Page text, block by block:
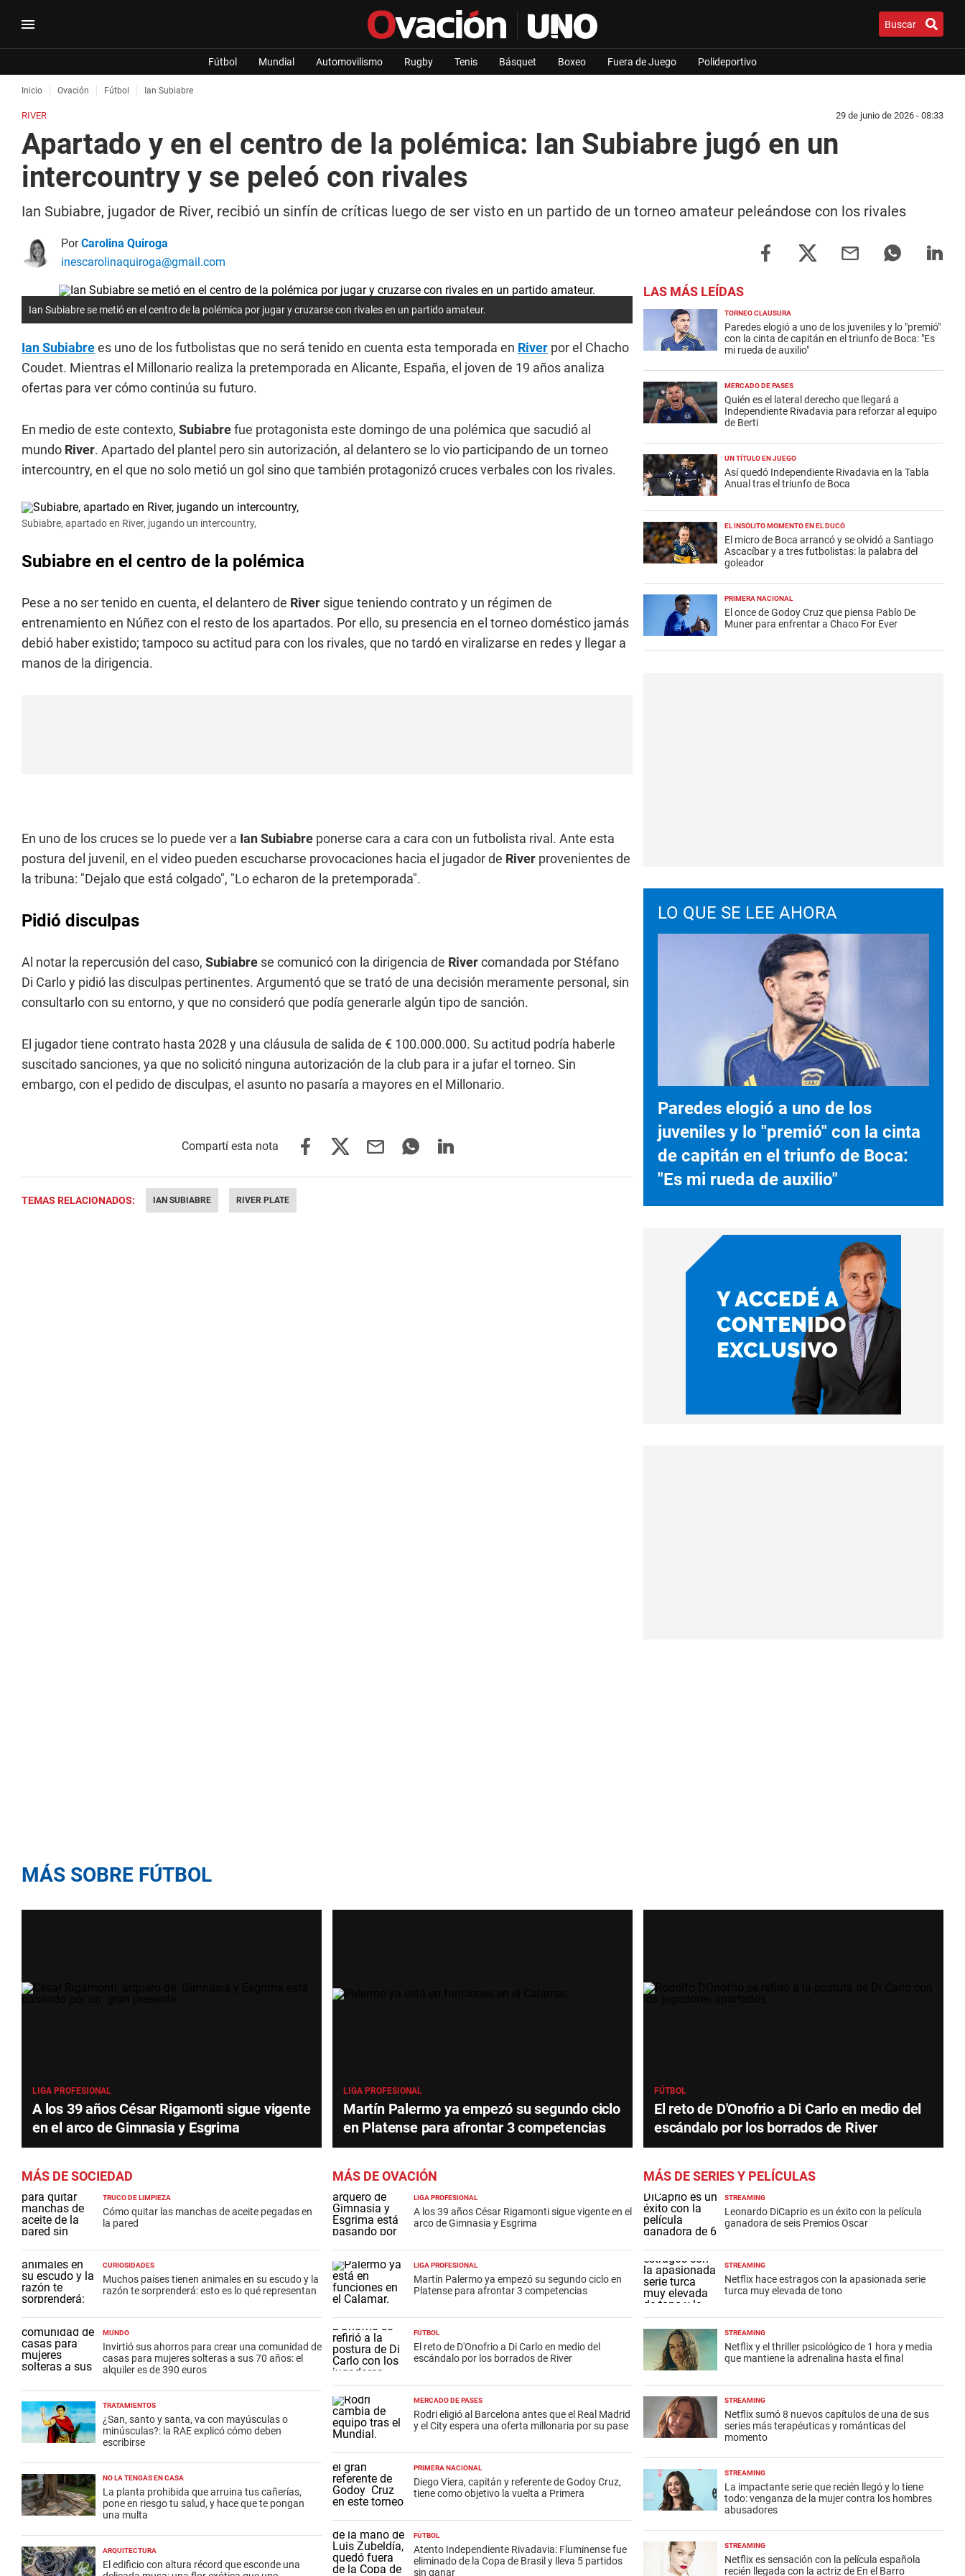
Buscar
Fútbol Mundial Automovilismo Rugby Tenis Básquet Boxeo Fuera de Juego Polideportivo
Inicio Ovación Fútbol Ian Subiabre
RIVER 29 de junio de 2026 - 08:33
Apartado y en el centro de la polémica: Ian Subiabre jugó en un
intercountry y se peleó con rivales
Ian Subiabre, jugador de River, recibió un sinfín de críticas luego de ser visto en un partido de un torneo amateur peleándose con los rivales
PorCarolina Quiroga
inescarolinaquiroga@gmail.com
Ian Subiabre se metió en el centro de la polémica por jugar y cruzarse con rivales en un partido amateur.
Ian Subiabrees uno de los futbolistas que no será tenido en cuenta esta temporada en River por el Chacho
Coudet. Mientras el Millonario realiza la pretemporada en Alicante, España, el joven de 19 años analiza
ofertas para ver cómo continúa su futuro.
En medio de este contexto, Subiabrefue protagonista este domingo de una polémica que sacudió al
mundo River. Apartado del plantel pero sin autorización, al delantero se lo vio participando de un torneo
intercountry, en el que no solo metió un gol sino que también protagonizó cruces verbales con los rivales.
Subiabre, apartado en River, jugando un intercountry,
Subiabre en el centro de la polémica
Pese a no ser tenido en cuenta, el delantero de River sigue teniendo contrato y un régimen de
entrenamiento en Núñez con el resto de los apartados. Por ello, su presencia en el torneo doméstico jamás
debió haber existido; tampoco su actitud para con los rivales, que no tardó en viralizarse en redes y llegar a
manos de la dirigencia.
En uno de los cruces se lo puede ver a Ian Subiabre ponerse cara a cara con un futbolista rival. Ante esta
postura del juvenil, en el video pueden escucharse provocaciones hacia el jugador de River provenientes de
la tribuna: "Dejalo que está colgado", "Lo echaron de la pretemporada".
Pidió disculpas
Al notar la repercusión del caso, Subiabre se comunicó con la dirigencia de Rivercomandada por Stéfano
Di Carlo y pidió las disculpas pertinentes. Argumentó que se trató de una decisión meramente personal, sin
consultarlo con su entorno, y que no consideró que podía generarle algún tipo de sanción.
El jugador tiene contrato hasta 2028 y una cláusula de salida de € 100.000.000. Su actitud podría haberle
suscitado sanciones, ya que no solicitó ninguna autorización de la club para ir a jufar el torneo. Sin
embargo, con el pedido de disculpas, el asunto no pasaría a mayores en el Millonario.
TEMAS RELACIONADOS: IAN SUBIABRE RIVER PLATE
LAS MÁS LEÍDAS
TORNEO CLAUSURA
Paredes elogió a uno de los juveniles y lo "premió"
con la cinta de capitán en el triunfo de Boca: "Es
mi rueda de auxilio"
MERCADO DE PASES
Quién es el lateral derecho que llegará a
Independiente Rivadavia para reforzar al equipo
de Berti
UN TÍTULO EN JUEGO
Así quedó Independiente Rivadavia en la Tabla
Anual tras el triunfo de Boca
EL INSÓLITO MOMENTO EN EL DUCÓ
El micro de Boca arrancó y se olvidó a Santiago
Ascacíbar y a tres futbolistas: la palabra del
goleador
PRIMERA NACIONAL
El once de Godoy Cruz que piensa Pablo De
Muner para enfrentar a Chaco For Ever
LO QUE SE LEE AHORA
Paredes elogió a uno de los
juveniles y lo "premió" con la cinta
de capitán en el triunfo de Boca:
"Es mi rueda de auxilio"
MÁS SOBRE FÚTBOL
LIGA PROFESIONAL
A los 39 años César Rigamonti sigue vigente
en el arco de Gimnasia y Esgrima
LIGA PROFESIONAL
Martín Palermo ya empezó su segundo ciclo
en Platense para afrontar 3 competencias
FÚTBOL
El reto de D'Onofrio a Di Carlo en medio del
escándalo por los borrados de River
MÁS DE SOCIEDAD
TRUCO DE LIMPIEZA
Cómo quitar las manchas de aceite pegadas en
la pared
CURIOSIDADES
Muchos países tienen animales en su escudo y la
razón te sorprenderá: esto es lo qué representan
MUNDO
Invirtió sus ahorros para crear una comunidad de
casas para mujeres solteras a sus 70 años: el
alquiler es de 390 euros
TRATAMIENTOS
¿San, santo y santa, va con mayúsculas o
minúsculas?: la RAE explicó cómo deben
escribirse
NO LA TENGAS EN CASA
La planta prohibida que arruina tus cañerías,
pone en riesgo tu salud, y hace que te pongan
una multa
ARQUITECTURA
El edificio con altura récord que esconde una
MÁS DE OVACIÓN
LIGA PROFESIONAL
A los 39 años César Rigamonti sigue vigente en el
arco de Gimnasia y Esgrima
LIGA PROFESIONAL
Martín Palermo ya empezó su segundo ciclo en
Platense para afrontar 3 competencias
FÚTBOL
El reto de D'Onofrio a Di Carlo en medio del
escándalo por los borrados de River
MERCADO DE PASES
Rodri eligió al Barcelona antes que el Real Madrid
y el City espera una oferta millonaria por su pase
PRIMERA NACIONAL
Diego Viera, capitán y referente de Godoy Cruz,
tiene como objetivo la vuelta a Primera
FÚTBOL
Atento Independiente Rivadavia: Fluminense fue
eliminado de la Copa de Brasil y lleva 5 partidos
sin ganar
MÁS DE SERIES Y PELÍCULAS
STREAMING
Leonardo DiCaprio es un éxito con la película
ganadora de seis Premios Oscar
STREAMING
Netflix hace estragos con la apasionada serie
turca muy elevada de tono
STREAMING
Netflix y el thriller psicológico de 1 hora y media
que mantiene la adrenalina hasta el final
STREAMING
Netflix sumó 8 nuevos capítulos de una de sus
series más terapéuticas y románticas del
momento
STREAMING
La impactante serie que recién llegó y lo tiene
todo: venganza de la mujer contra los hombres
abusadores
STREAMING
Netflix es sensación con la película española
recién llegada con la actriz de En el Barro